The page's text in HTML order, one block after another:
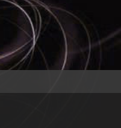
今井 あずさ
08/01 04:03UP!